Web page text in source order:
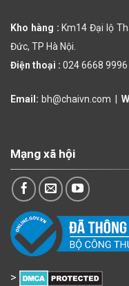
Kho hàng : Km14 Đại lộ
Đức, TP Hà Nội.
Điện thoại : 024 6668 9996
Email: bh@chaivn.com
Mạng xã hội
>